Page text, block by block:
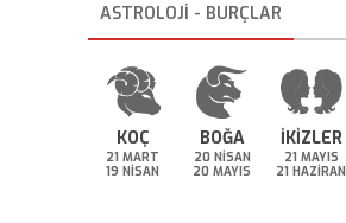
ASTROLOJİ - BURÇLAR
KOÇ
21 MART
19 NİSAN
BOĞA
20 NİSAN
20 MAYIS
İKİZLER
21 MAYIS
21 HAZİRAN